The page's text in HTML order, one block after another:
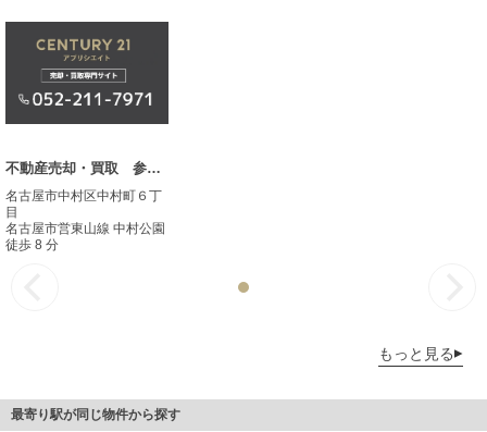
不動産売却・買取 参考事例
名古屋市中村区中村町６丁
目
名古屋市営東山線 中村公園
徒歩 8 分
もっと見る
最寄り駅が同じ物件から探す